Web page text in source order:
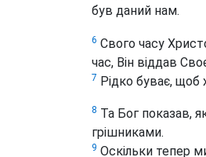
був даний нам.
6 Свого часу
час, Він віддав
7 Рідко буває,
8 Та Бог показав,
грішниками.
9 Оскільки тепер